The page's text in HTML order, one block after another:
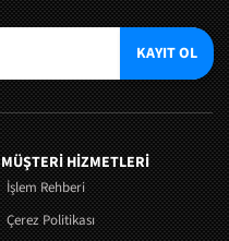
KAYIT OL
MÜŞTERI HIZMETLERI
İşlem Rehberi
Çerez Politikası